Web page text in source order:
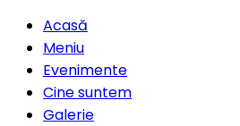
Acasă
Meniu
Evenimente
Cine suntem
Galerie